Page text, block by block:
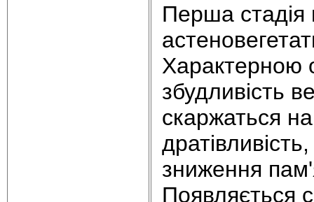
Перша стадія
Характерною
збудливість
скаржаться
зниження
Появляється